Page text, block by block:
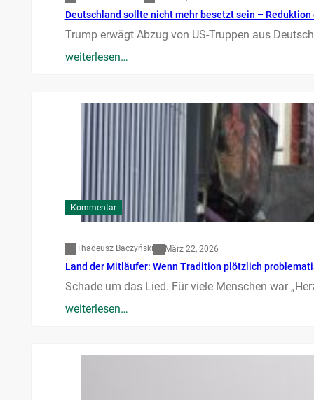
Deutschland sollte nicht mehr besetzt sein –
Trump erwägt Abzug von US-Truppen aus
weiterlesen…
Kommentar
Thadeusz Baczyński März 22, 2026
Land der Mitläufer: Wenn Tradition plötzlich
Schade um das Lied. Für viele Menschen war
weiterlesen…